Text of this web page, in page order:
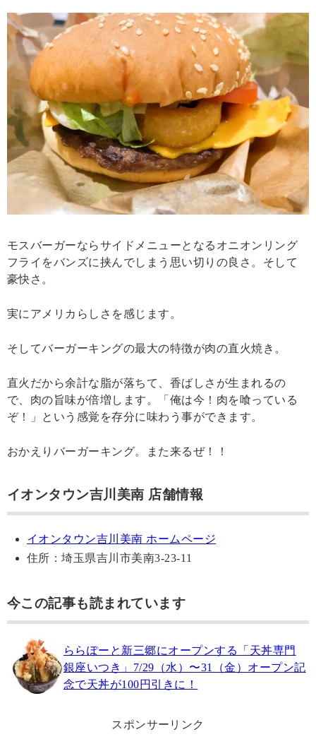
モスバーガーならサイドメニューとなるオニオンリング
フライをバンズに挟んでしまう思い切りの良さ。そして
豪快さ。
実にアメリカらしさを感じます。
そしてバーガーキングの最大の特徴が肉の直火焼き。
直火だから余計な脂が落ちて、香ばしさが生まれるの
で、肉の旨味が倍増します。「俺は今！肉を喰っている
ぞ！」という感覚を存分に味わう事ができます。
おかえりバーガーキング。また来るぜ！！
イオンタウン吉川美南 店舗情報
イオンタウン吉川美南 ホームページ
住所：埼玉県吉川市美南3-23-11
今この記事も読まれています
ららぽーと新三郷にオープンする「天丼専門
銀座いつき」7/29（水）〜31（金）オープン記
念で天丼が100円引きに！
スポンサーリンク